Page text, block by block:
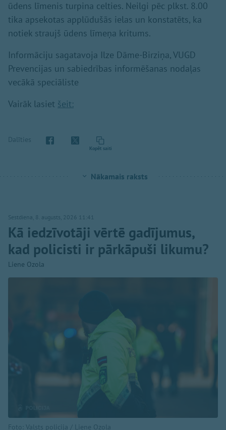
ūdens līmenis turpina celties. Neilgi pēc plkst. 8.00
tika apsekotas applūdušās ielas un konstatēts, ka
notiek straujš ūdens līmeņa kritums.
Informāciju sagatavoja Ilze Dāme-Birziņa, VUGD
Prevencijas un sabiedrības informēšanas nodaļas
vecākā speciāliste
Vairāk lasiet šeit:
Dalīties
Kopēt saiti
Nākamais raksts
Sestdiena, 8. augusts, 2026 11:41
Kā iedzīvotāji vērtē gadījumus,
kad policisti ir pārkāpuši likumu?
Liene Ozola
Foto: Valsts policija / Liene Ozola